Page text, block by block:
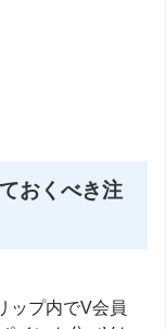
おくべき注
ップ内でV会員